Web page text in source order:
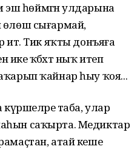
эш һөймәгән улдарына
өлөш сығармай,
Тик яҡты донъяға
ике ҡәбәхәт ныҡ итеп
ҡайнар һыу ҡоя...
таба, улар
саҡырта. Медиктар
атай кеше